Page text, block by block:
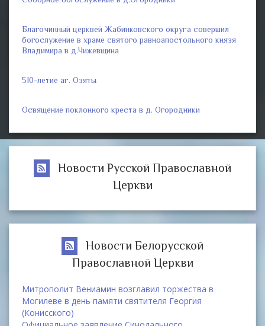
Благочинный церквей Жабинковского округа совершил
богослужение в храме святого равноапостольного князя
Владимира в д.Чижевщина
510-летие аг. Озяты
Освящение поклонного креста в д. Огородники
Новости Русской Православной
Церкви
Новости Белорусской
Православной Церкви
Митрополит Вениамин возглавил торжества в
Могилеве в день памяти святителя Георгия
(Конисского)